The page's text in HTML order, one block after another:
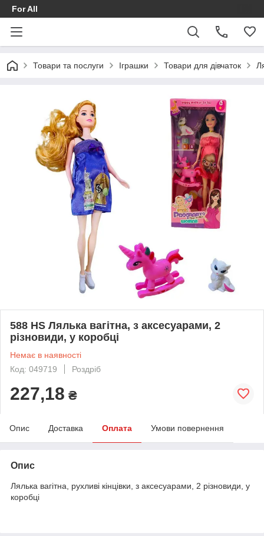
For All
Товари та послуги Іграшки Товари для дівчаток
588 HS Лялька вагітна, з аксесуарами, 2
різновиди, у коробці
Немає в наявності
Код: 049719
Роздріб
227,18 ₴
Опис Доставка Оплата Умови повернення
Опис
Лялька вагітна, рухливі кінцівки, з аксесуарами, 2 різновиди, у
коробці